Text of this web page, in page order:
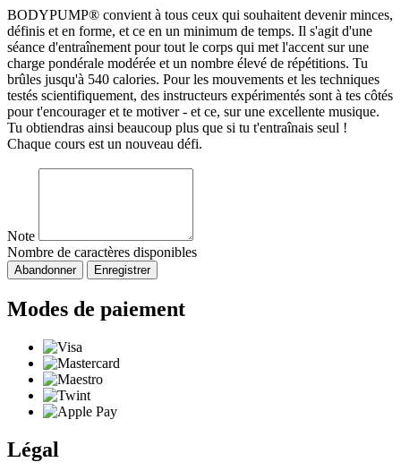
BODYPUMP® convient à tous ceux qui souhaitent devenir minces,
définis et en forme, et ce en un minimum de temps. Il s'agit d'une
séance d'entraînement pour tout le corps qui met l'accent sur une
charge pondérale modérée et un nombre élevé de répétitions. Tu
brûles jusqu'à 540 calories. Pour les mouvements et les techniques
testés scientifiquement, des instructeurs expérimentés sont à tes côtés
pour t'encourager et te motiver - et ce, sur une excellente musique.
Tu obtiendras ainsi beaucoup plus que si tu t'entraînais seul !
Chaque cours est un nouveau défi.
Note
Nombre de caractères disponibles
Abandonner Enregistrer
Modes de paiement
Légal